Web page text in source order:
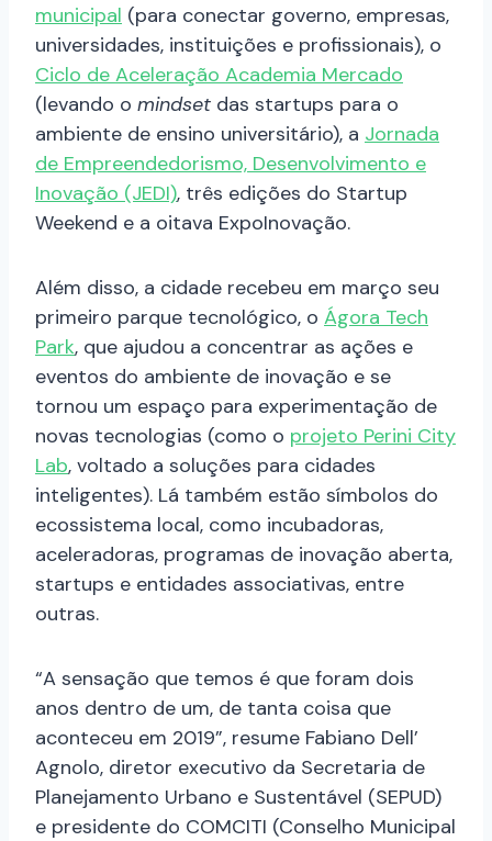
municipal (para conectar governo, empresas,
universidades, instituições e profissionais), o
Ciclo de Aceleração Academia Mercado
(levando o mindset das startups para o
ambiente de ensino universitário), a Jornada
de Empreendedorismo, Desenvolvimento e
Inovação (JEDI), três edições do Startup
Weekend e a oitava ExpoInovação.
Além disso, a cidade recebeu em março seu
primeiro parque tecnológico, o Ágora Tech
Park, que ajudou a concentrar as ações e
eventos do ambiente de inovação e se
tornou um espaço para experimentação de
novas tecnologias (como o projeto Perini City
Lab, voltado a soluções para cidades
inteligentes). Lá também estão símbolos do
ecossistema local, como incubadoras,
aceleradoras, programas de inovação aberta,
startups e entidades associativas, entre
outras.
“A sensação que temos é que foram dois
anos dentro de um, de tanta coisa que
aconteceu em 2019”, resume Fabiano Dell’
Agnolo, diretor executivo da Secretaria de
Planejamento Urbano e Sustentável (SEPUD)
e presidente do COMCITI (Conselho Municipal